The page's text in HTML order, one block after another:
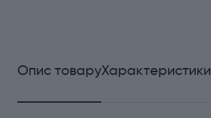
Опис товаруХарактеристики